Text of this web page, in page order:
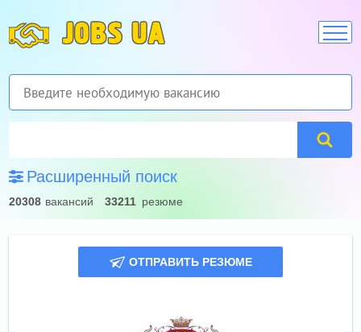
JOBS UA
Расширенный поиск
20308 вакансий 33211 резюме
ОТПРАВИТЬ РЕЗЮМЕ